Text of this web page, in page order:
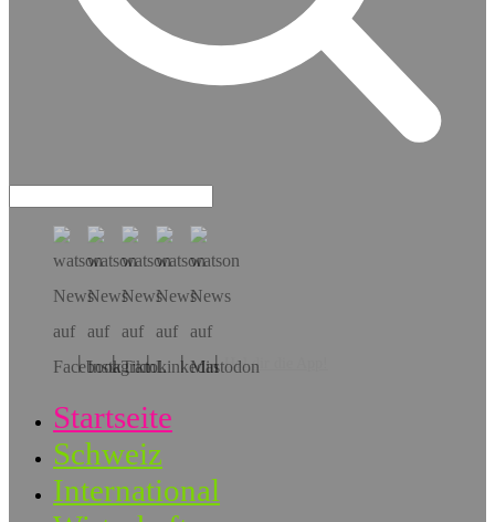
Hol dir die App!
Startseite
Schweiz
International